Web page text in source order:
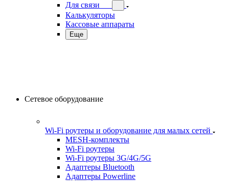
Для связи
Калькуляторы
Кассовые аппараты
Еще
Сетевое оборудование
Wi-Fi роутеры и оборудование для малых сетей
MESH-комплекты
Wi-Fi роутеры
Wi-Fi роутеры 3G/4G/5G
Адаптеры Bluetooth
Адаптеры Powerline